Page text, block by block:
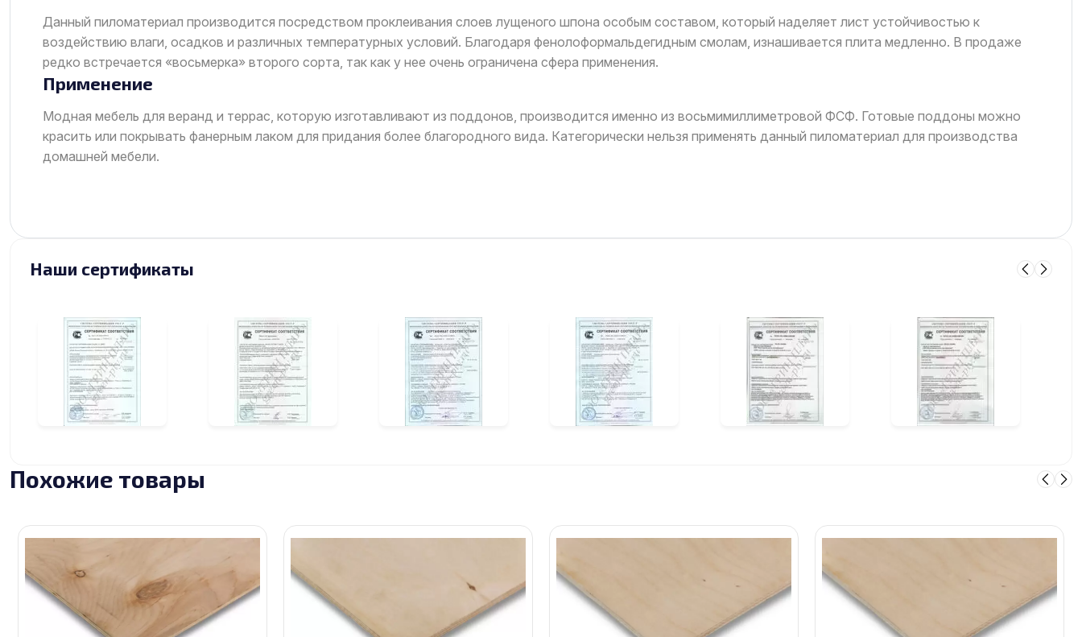
Данный пиломатериал производится посредством проклеивания слоев лущеного шпона особым составом, который наделяет лист устойчивостью к
воздействию влаги, осадков и различных температурных условий. Благодаря фенолоформальдегидным смолам, изнашивается плита медленно. В продаже
редко встречается «восьмерка» второго сорта, так как у нее очень ограничена сфера применения.
Применение
Модная мебель для веранд и террас, которую изготавливают из поддонов, производится именно из восьмимиллиметровой ФСФ. Готовые поддоны можно
красить или покрывать фанерным лаком для придания более благородного вида. Категорически нельзя применять данный пиломатериал для производства
домашней мебели.
Наши сертификаты
Похожие товары